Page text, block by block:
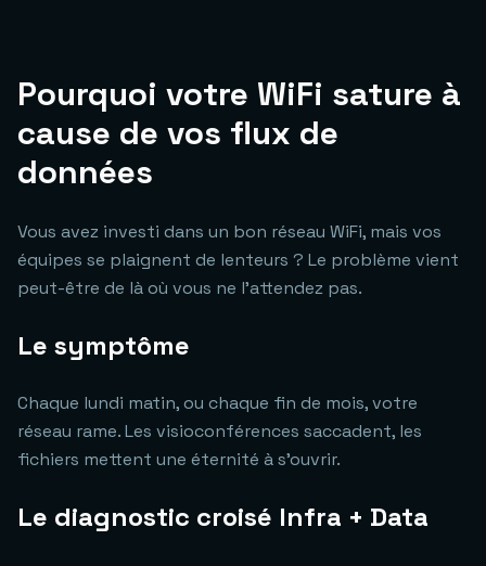
Pourquoi votre WiFi sature à
cause de vos flux de
données
Vous avez investi dans un bon réseau WiFi, mais vos
équipes se plaignent de lenteurs ? Le problème vient
peut-être de là où vous ne l'attendez pas.
Le symptôme
Chaque lundi matin, ou chaque fin de mois, votre
réseau rame. Les visioconférences saccadent, les
fichiers mettent une éternité à s'ouvrir.
Le diagnostic croisé Infra + Data